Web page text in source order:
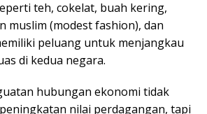
teh, cokelat, buah kering,
muslim (modest fashion), dan
peluang untuk menjangkau
di kedua negara.
hubungan ekonomi tidak
nilai perdagangan, tapi